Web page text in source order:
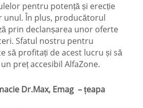
pentru potență și erecție
unul. În plus, producătorul
prin declanșarea unor oferte
Sfatul nostru pentru
să profitați de acest lucru și să
preț accesibil AlfaZone.
Dr.Max, Emag –țeapa